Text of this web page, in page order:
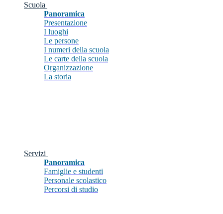
Scuola
Panoramica
Presentazione
I luoghi
Le persone
I numeri della scuola
Le carte della scuola
Organizzazione
La storia
Servizi
Panoramica
Famiglie e studenti
Personale scolastico
Percorsi di studio